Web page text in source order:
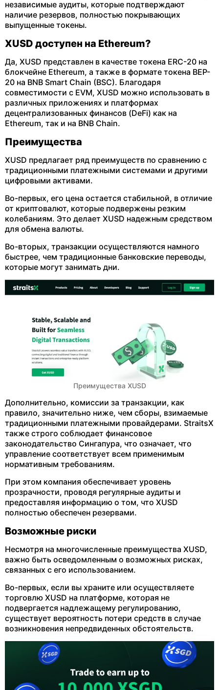
независимые аудиты, которые подтверждают
наличие резервов, полностью покрывающих
выпущенные токены.
XUSD доступен на Ethereum?
Да, XUSD представлен в качестве токена ERC-20 на
блокчейне Ethereum, а также в формате токена BEP-
20 на BNB Smart Chain (BSC). Благодаря
совместимости с EVM, XUSD можно использовать в
различных приложениях и платформах
децентрализованных финансов (DeFi) как на
Ethereum, так и на BNB Chain.
Преимущества
XUSD предлагает ряд преимуществ по сравнению с
традиционными платежными системами и другими
цифровыми активами.
Во-первых, его цена остается стабильной, в отличие
от криптовалют, которые подвержены резким
колебаниям. Это делает XUSD надежным средством
для обмена валюты.
Во-вторых, транзакции осуществляются намного
быстрее, чем традиционные банковские переводы,
которые могут занимать дни.
Преимущества XUSD
Дополнительно, комиссии за транзакции, как
правило, значительно ниже, чем сборы, взимаемые
традиционными платежными провайдерами. StraitsX
также строго соблюдает финансовое
законодательство Сингапура, что означает, что
управление соответствует всем применимым
нормативным требованиям.
При этом компания обеспечивает уровень
прозрачности, проводя регулярные аудиты и
предоставляя информацию о том, что XUSD
полностью обеспечен резервами.
Возможные риски
Несмотря на многочисленные преимущества XUSD,
важно быть осведомленным о возможных рисках,
связанных с его использованием.
Во-первых, если вы храните или осуществляете
торговлю XUSD на платформе, которая не
подвергается надлежащему регулированию,
существует вероятность потери средств в случае
возникновения непредвиденных обстоятельств.